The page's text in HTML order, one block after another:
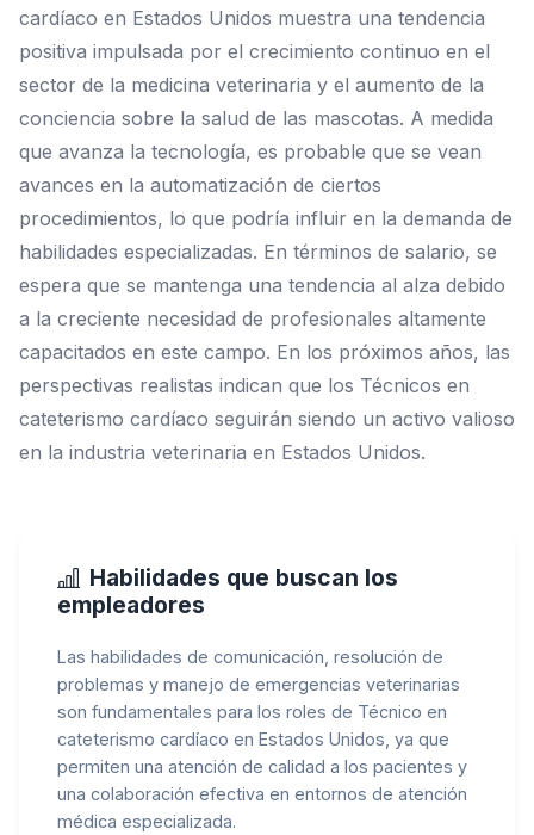
cardíaco en Estados Unidos muestra una tendencia
positiva impulsada por el crecimiento continuo en el
sector de la medicina veterinaria y el aumento de la
conciencia sobre la salud de las mascotas. A medida
que avanza la tecnología, es probable que se vean
avances en la automatización de ciertos
procedimientos, lo que podría influir en la demanda de
habilidades especializadas. En términos de salario, se
espera que se mantenga una tendencia al alza debido
a la creciente necesidad de profesionales altamente
capacitados en este campo. En los próximos años, las
perspectivas realistas indican que los Técnicos en
cateterismo cardíaco seguirán siendo un activo valioso
en la industria veterinaria en Estados Unidos.
Habilidades que buscan los
empleadores
Las habilidades de comunicación, resolución de
problemas y manejo de emergencias veterinarias
son fundamentales para los roles de Técnico en
cateterismo cardíaco en Estados Unidos, ya que
permiten una atención de calidad a los pacientes y
una colaboración efectiva en entornos de atención
médica especializada.